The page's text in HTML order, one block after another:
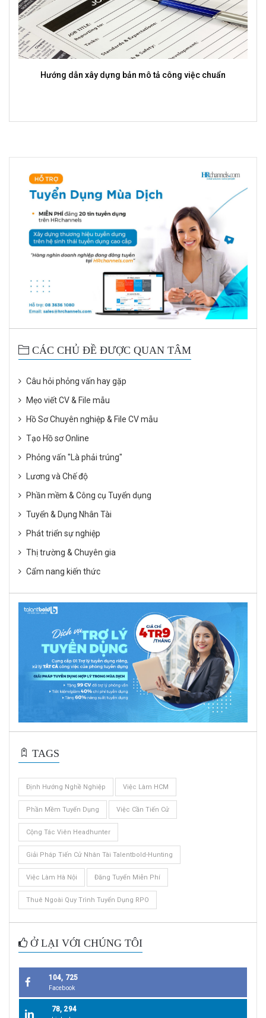
Hướng dẫn xây dựng bản mô tả công việc chuẩn
CÁC CHỦ ĐỀ ĐƯỢC QUAN TÂM
Câu hỏi phỏng vấn hay gặp
Mẹo viết CV & File mẫu
Hồ Sơ Chuyên nghiệp & File CV mẫu
Tạo Hồ sơ Online
Phỏng vấn "Là phải trúng"
Lương và Chế độ
Phần mềm & Công cụ Tuyển dụng
Tuyển & Dụng Nhân Tài
Phát triển sự nghiệp
Thị trường & Chuyên gia
Cẩm nang kiến thức
TAGS
Định Hướng Nghề Nghiệp Việc Làm HCM
Phần Mềm Tuyển Dụng Việc Cần Tiến Cử
Cộng Tác Viên Headhunter
Giải Pháp Tiến Cử Nhân Tài Talentbold-Hunting
Việc Làm Hà Nội Đăng Tuyển Miễn Phí
Thuê Ngoài Quy Trình Tuyển Dụng RPO
Ở LẠI VỚI CHÚNG TÔI
104, 725
Facebook
78, 294